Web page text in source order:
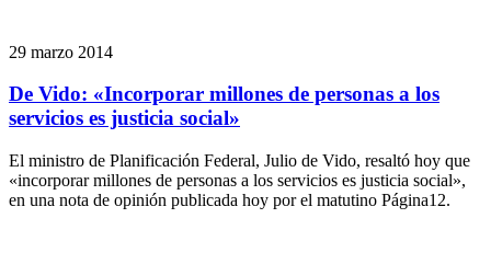
29 marzo 2014
De Vido: «Incorporar millones de personas a los
servicios es justicia social»
El ministro de Planificación Federal, Julio de Vido, resaltó hoy que
«incorporar millones de personas a los servicios es justicia social»,
en una nota de opinión publicada hoy por el matutino Página12.